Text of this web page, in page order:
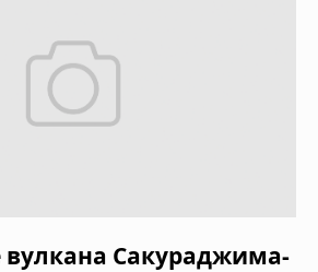
Сакураджима-